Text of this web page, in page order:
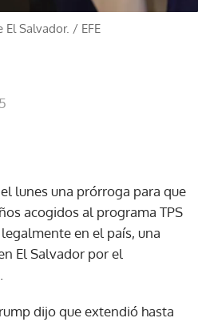
El Salvador. / EFE
lunes una prórroga para que
acogidos al programa TPS
en el país, una
El Salvador por el
dijo que extendió hasta